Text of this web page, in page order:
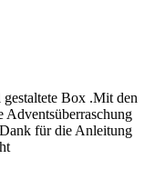
gestaltete Box .Mit den
Adventsüberraschung
für die Anleitung